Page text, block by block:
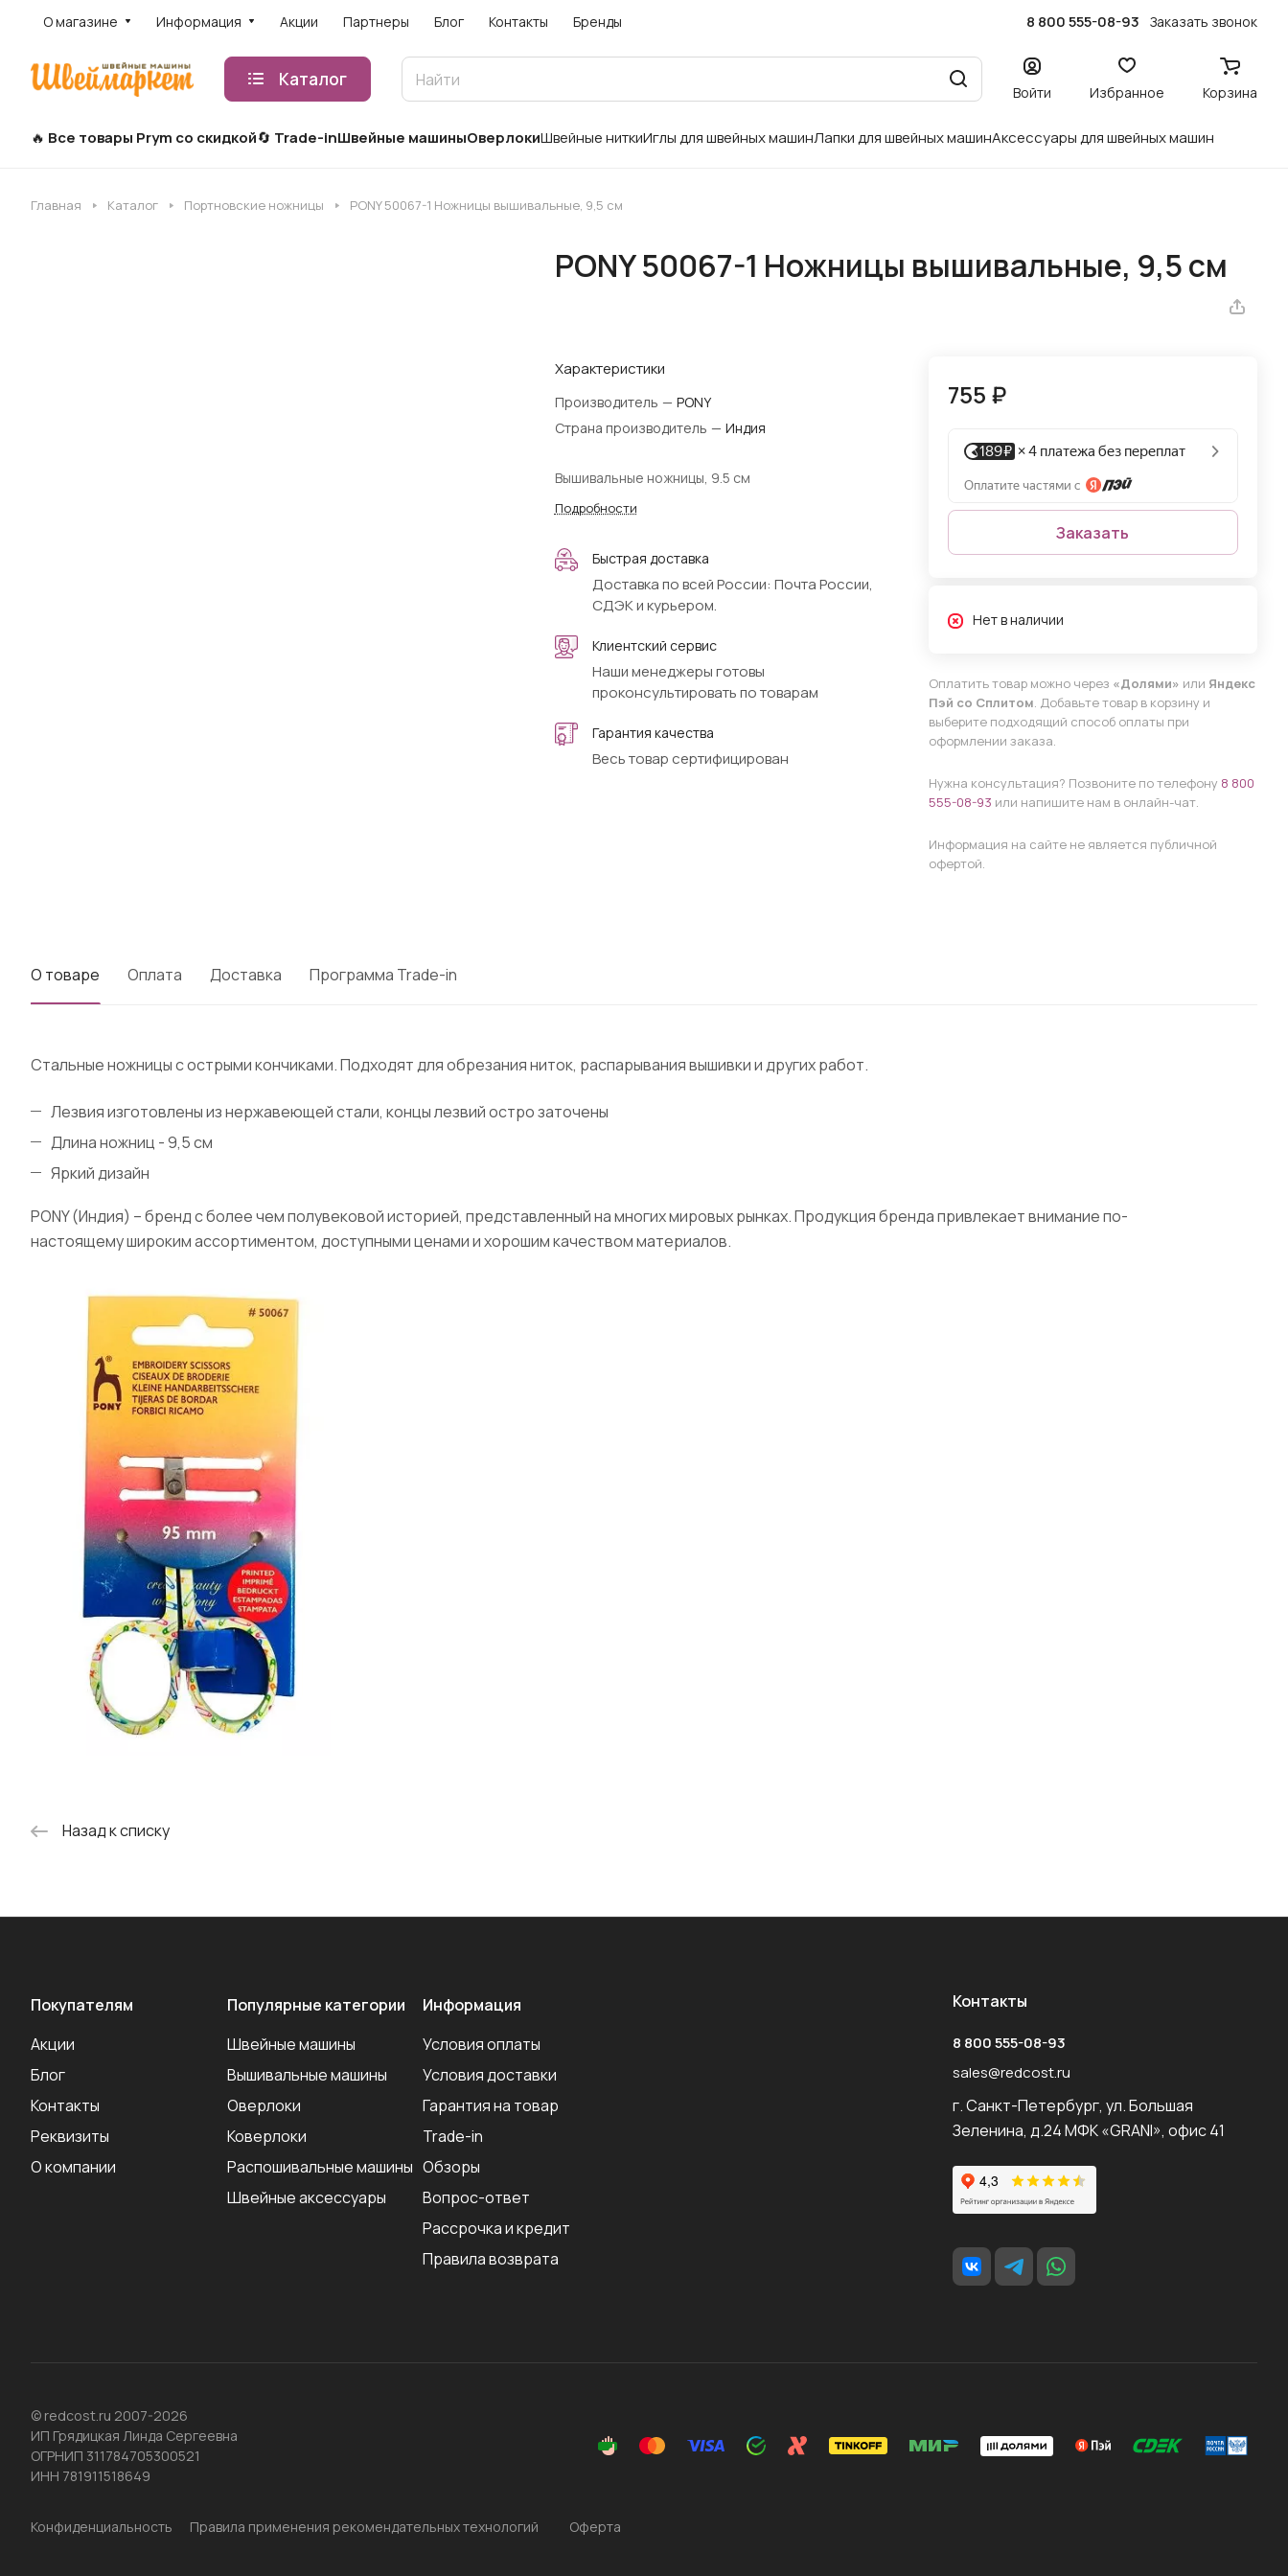
О магазине Информация Акции Партнеры Блог Контакты Бренды 8 800 555-08-93 Заказать звонок
Каталог
Войти Избранное Корзина
Все товары Prym со скидкой Trade-inШвейные машиныОверлокиШвейные ниткиИглы для швейных машинЛапки для швейных машинАксессуары для швейных машин
Главная Каталог Портновские ножницы PONY 50067-1 Ножницы вышивальные, 9,5 см
PONY 50067-1 Ножницы вышивальные, 9,5 см
Характеристики
Производитель — PONY
Страна производитель — Индия
Вышивальные ножницы, 9.5 см
Подробности
Быстрая доставка
Доставка по всей России: Почта России,
СДЭК и курьером.
Клиентский сервис
Наши менеджеры готовы
проконсультировать по товарам
Гарантия качества
Весь товар сертифицирован
755 ₽
Заказать
Нет в наличии
Оплатить товар можно через «Долями» или Яндекс
Пэй со Сплитом. Добавьте товар в корзину и
выберите подходящий способ оплаты при
оформлении заказа.
Нужна консультация? Позвоните по телефону 8 800
555-08-93 или напишите нам в онлайн-чат.
Информация на сайте не является публичной
офертой.
О товаре Оплата Доставка Программа Trade-in
Стальные ножницы с острыми кончиками. Подходят для обрезания ниток, распарывания вышивки и других работ.
Лезвия изготовлены из нержавеющей стали, концы лезвий остро заточены
Длина ножниц - 9,5 см
Яркий дизайн
PONY (Индия) – бренд с более чем полувековой историей, представленный на многих мировых рынках. Продукция бренда привлекает внимание по-
настоящему широким ассортиментом, доступными ценами и хорошим качеством материалов.
Назад к списку
Покупателям
Акции
Блог
Контакты
Реквизиты
О компании
Популярные категории
Швейные машины
Вышивальные машины
Оверлоки
Коверлоки
Распошивальные машины
Швейные аксеcсуары
Информация
Условия оплаты
Условия доставки
Гарантия на товар
Trade-in
Обзоры
Вопрос-ответ
Рассрочка и кредит
Правила возврата
Контакты
8 800 555-08-93
sales@redcost.ru
г. Санкт-Петербург, ул. Большая
Зеленина, д.24 МФК «GRANI», офис 41
© redcost.ru 2007-2026
ИП Грядицкая Линда Сергеевна
ОГРНИП 311784705300521
ИНН 781911518649
Конфиденциальность Правила применения рекомендательных технологий Оферта